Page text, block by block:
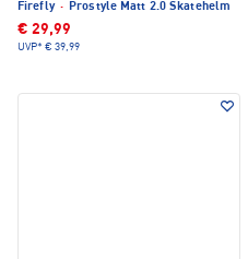
Firefly · Prostyle Matt 2.0 Skatehelm
€ 29,99
UVP* € 39,99